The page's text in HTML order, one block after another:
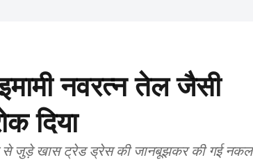
नवरत्न तेल जैसी
दिया
से जुड़े खास ट्रेड ड्रेस की जानबूझकर की गई नकल